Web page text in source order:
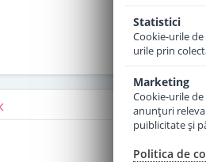
Statistici
Cookie-urile
urile prin
Marketing
Cookie-urile
anunţuri
puiblicitate şi
Politica de